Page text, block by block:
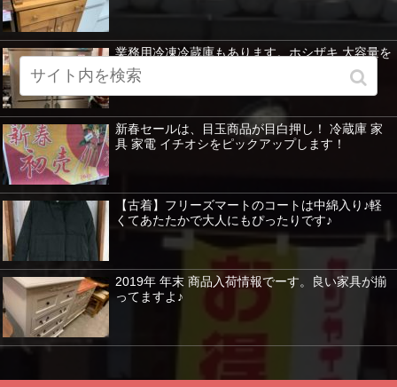
業務用冷凍冷蔵庫もあります。ホシザキ 大容量を
紹介 暖房器具など特価！
新春セールは、目玉商品が目白押し！ 冷蔵庫 家
具 家電 イチオシをピックアップします！
【古着】フリーズマートのコートは中綿入り♪軽
くてあたたかで大人にもぴったりです♪
2019年 年末 商品入荷情報でーす。良い家具が揃
ってますよ♪